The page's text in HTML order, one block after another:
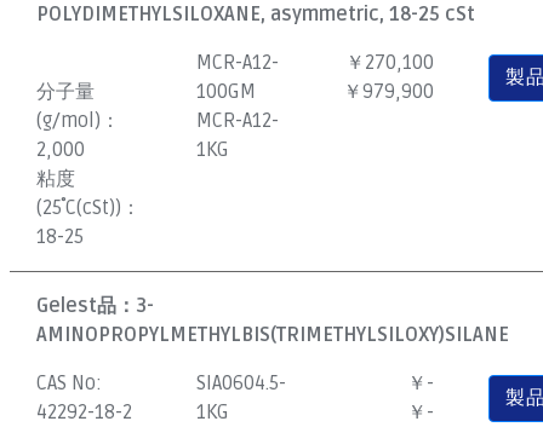
POLYDIMETHYLSILOXANE, asymmetric, 18-25 cSt
分子量
(g/mol)：
2,000
粘度
(25˚C(cSt))：
18-25
MCR-A12-
100GM
MCR-A12-
1KG
￥270,100
￥979,900
製
Gelest品： 3-
AMINOPROPYLMETHYLBIS(TRIMETHYLSILOXY)SILANE
CAS No:
42292-18-2
SIA0604.5-
1KG
￥-
￥-
製